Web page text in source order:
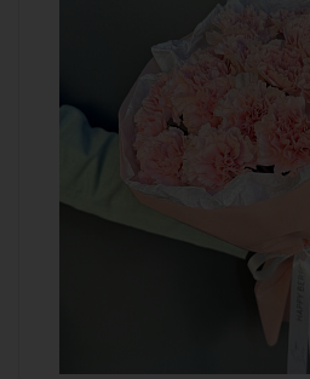
Описание
гвоздика (диантус), лента,
дизайнерская упаковка